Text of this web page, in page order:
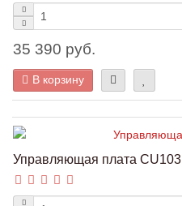
35 390 руб.
В корзину
Управляющая плата CU103